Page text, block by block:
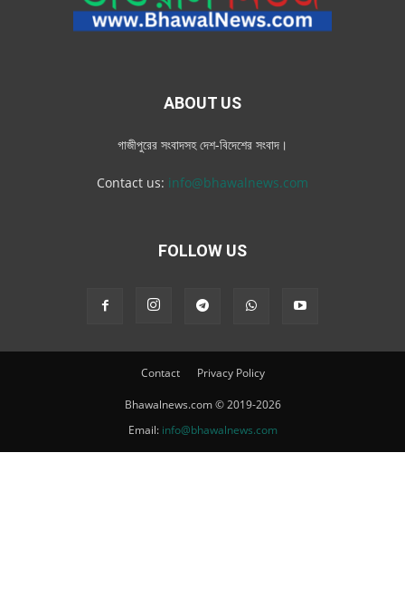
ABOUT US
গাজীপুরের সংবাদসহ দেশ-বিদেশের সংবাদ।
Contact us: info@bhawalnews.com
FOLLOW US
Contact Privacy Policy
Bhawalnews.com © 2019-2026
Email: info@bhawalnews.com